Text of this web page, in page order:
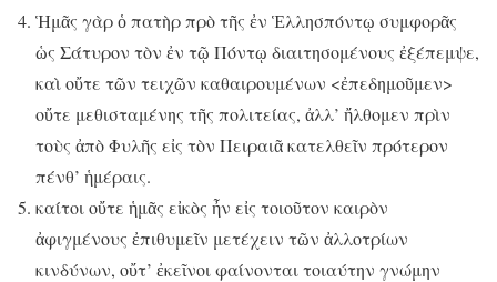
Ἡμᾶς γὰρ ὁ πατὴρ πρὸ τῆς ἐν Ἑλλησπόντῳ συμφορᾶς
ὡς Σάτυρον τὸν ἐν τῷ Πόντῳ διαιτησομένους ἐξέπεμψε,
καὶ οὔτε τῶν τειχῶν καθαιρουμένων <ἐπεδημοῦμεν>
οὔτε μεθισταμένης τῆς πολιτείας, ἀλλ’ ἤλθομεν πρὶν
τοὺς ἀπὸ Φυλῆς εἰς τὸν Πειραιᾶ κατελθεῖν πρότερον
πένθ’ ἡμέραις.
καίτοι οὔτε ἡμᾶς εἰκὸς ἦν εἰς τοιοῦτον καιρὸν
ἀφιγμένους ἐπιθυμεῖν μετέχειν τῶν ἀλλοτρίων
κινδύνων, οὔτ’ ἐκεῖνοι φαίνονται τοιαύτην γνώμην